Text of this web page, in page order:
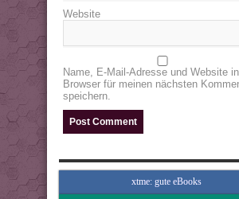
Website
Name, E-Mail-Adresse und Website
Browser für meinen nächsten
speichern.
xtme: gute eBooks